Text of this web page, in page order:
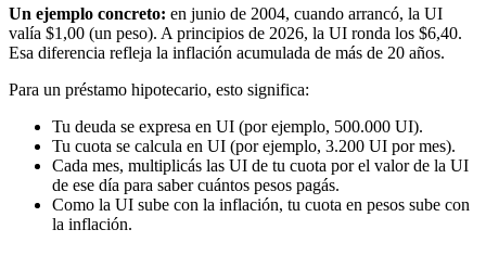
Un ejemplo concreto: en junio de 2004, cuando arrancó, la UI
valía $1,00 (un peso). A principios de 2026, la UI ronda los $6,40.
Esa diferencia refleja la inflación acumulada de más de 20 años.
Para un préstamo hipotecario, esto significa:
Tu deuda se expresa en UI (por ejemplo, 500.000 UI).
Tu cuota se calcula en UI (por ejemplo, 3.200 UI por mes).
Cada mes, multiplicás las UI de tu cuota por el valor de la UI
de ese día para saber cuántos pesos pagás.
Como la UI sube con la inflación, tu cuota en pesos sube con
la inflación.